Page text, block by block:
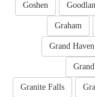
Goshen
Graham
Grand Haven
Granite Falls